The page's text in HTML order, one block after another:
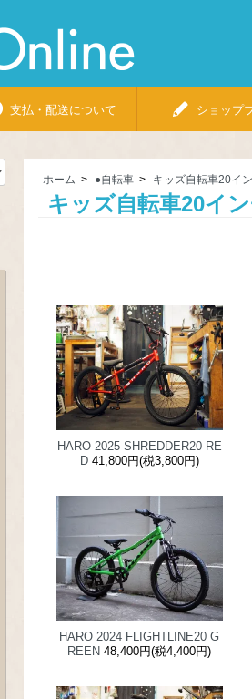
支払・配送について ショップ
ホーム > ●自転車 > キッズ自転車20イ
キッズ自転車20イ
HARO 2025 SHREDDER20 RE
D41,800円(税3,800円)
HARO 2024 FLIGHTLINE20 G
REEN 48,400円(税4,400円)